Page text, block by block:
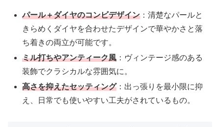
パール＋ダイヤのコンビデザイン ：清楚なパールと
きらめくダイヤを合わせたデザインで華やかさと落
ち着きの両立が可能です。
ミル打ちやアンティーク風 ：ヴィンテージ感のある
装飾でクラシカルな雰囲気に。
高さを抑えたセッティング：出っ張りを最小限に抑
え、日常でも使いやすい工夫がされているもの。